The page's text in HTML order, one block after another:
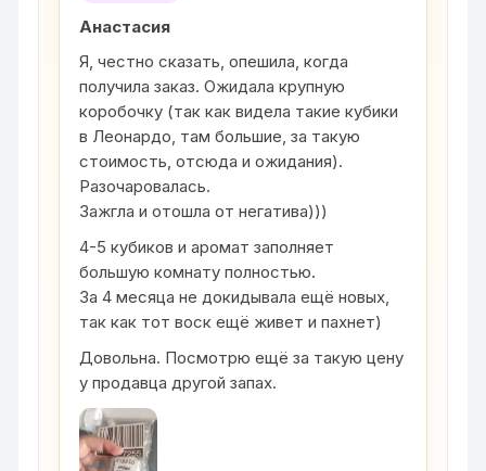
Анастасия
Я, честно сказать, опешила, когда
получила заказ. Ожидала крупную
коробочку (так как видела такие кубики
в Леонардо, там большие, за такую
стоимость, отсюда и ожидания).
Разочаровалась.
Зажгла и отошла от негатива)))
4-5 кубиков и аромат заполняет
большую комнату полностью.
За 4 месяца не докидывала ещё новых,
так как тот воск ещё живет и пахнет)
Довольна. Посмотрю ещё за такую цену
у продавца другой запах.